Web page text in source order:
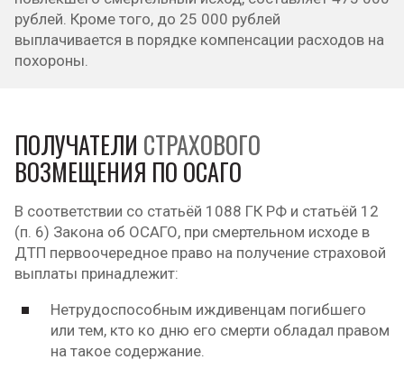
рублей. Кроме того, до 25 000 рублей
выплачивается в порядке компенсации расходов на
похороны.
ПОЛУЧАТЕЛИ СТРАХОВОГО
ВОЗМЕЩЕНИЯ ПО ОСАГО
В соответствии со статьёй 1088 ГК РФ и статьёй 12
(п. 6) Закона об ОСАГО, при смертельном исходе в
ДТП первоочередное право на получение страховой
выплаты принадлежит:
Нетрудоспособным иждивенцам погибшего
или тем, кто ко дню его смерти обладал правом
на такое содержание.